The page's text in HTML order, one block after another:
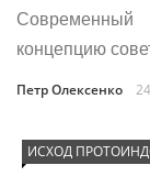
Современный
концепцию
Петр Олексенко
ИСХОД